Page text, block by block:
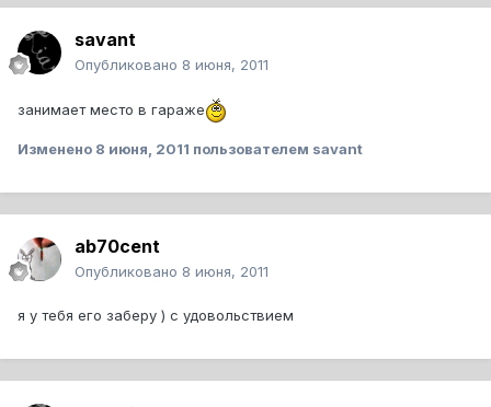
savant
Опубликовано 8 июня, 2011
занимает место в гараже
Изменено 8 июня, 2011 пользователем savant
ab70cent
Опубликовано 8 июня, 2011
я у тебя его заберу ) с удовольствием